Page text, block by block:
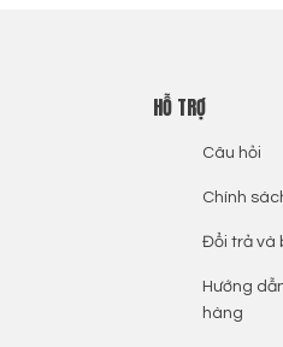
HỖ TRỢ
Câu hỏi
Chính
Đổi trả và
Hướng
hàng